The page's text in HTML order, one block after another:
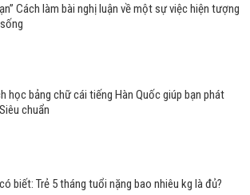
Cách làm bài nghị luận về một sự việc hiện tượng
học bảng chữ cái tiếng Hàn Quốc giúp bạn phát
chuẩn
biết: Trẻ 5 tháng tuổi nặng bao nhiêu kg là đủ?